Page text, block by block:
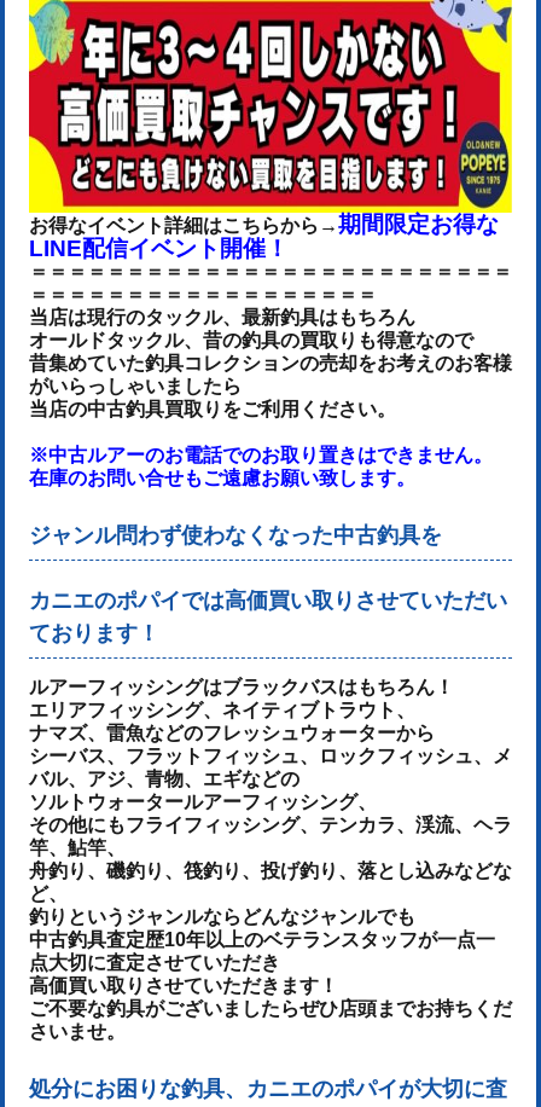
お得なイベント詳細はこちらから→期間限定お得な
LINE配信イベント開催！
＝＝＝＝＝＝＝＝＝＝＝＝＝＝＝＝＝＝＝＝＝＝＝＝＝
＝＝＝＝＝＝＝＝＝＝＝＝＝＝＝＝＝＝
当店は現行のタックル、最新釣具はもちろん
オールドタックル、昔の釣具の買取りも得意なので
昔集めていた釣具コレクションの売却をお考えのお客様
がいらっしゃいましたら
当店の中古釣具買取りをご利用ください。
※中古ルアーのお電話でのお取り置きはできません。
在庫のお問い合せもご遠慮お願い致します。
ジャンル問わず使わなくなった中古釣具を
カニエのポパイでは高価買い取りさせていただい
ております！
ルアーフィッシングはブラックバスはもちろん！
エリアフィッシング、ネイティブトラウト、
ナマズ、雷魚などのフレッシュウォーターから
シーバス、フラットフィッシュ、ロックフィッシュ、メ
バル、アジ、青物、 エギなどの
ソルトウォータールアーフィッシング、
その他にもフライフィッシング、テンカラ、渓流、ヘラ
竿、鮎竿、
舟釣り、磯釣り、筏釣り、投げ釣り、落とし込みなどな
ど、
釣りというジャンルならどんなジャンルでも
中古釣具査定歴10年以上のベテランスタッフが一点一
点大切に査定させていただき
高価買い取りさせていただきます！
ご不要な釣具がございましたらぜひ店頭までお持ちくだ
さいませ。
処分にお困りな釣具、カニエのポパイが大切に査